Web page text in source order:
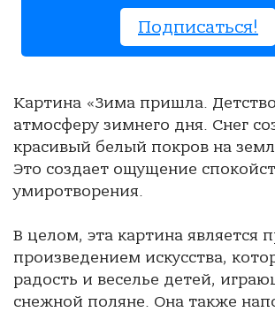
Подписаться!
Картина «Зима пришла.
атмосферу зимнего дня. Снег
красивый белый покров на
Это создает ощущение
умиротворения.
В целом, эта картина является
произведением искусства,
радость и веселье детей,
снежной поляне. Она также